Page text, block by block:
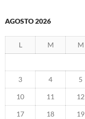
AGOSTO 2026
L M M
3 4 5
10 11 12
17 18 19